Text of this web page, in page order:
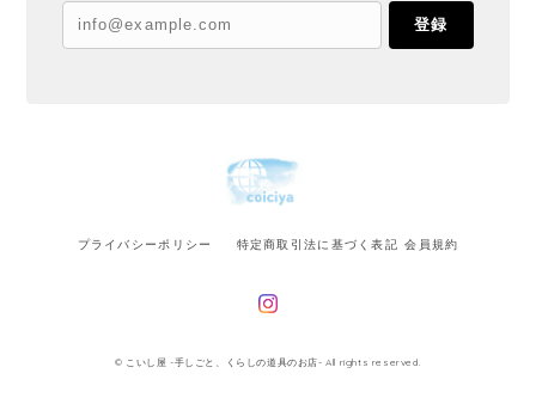
登録
プライバシーポリシー 特定商取引法に基づく表記 会員規約
© こいし屋 -手しごと、くらしの道具のお店- All rights reserved.